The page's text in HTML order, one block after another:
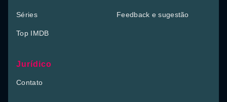
Séries
Top IMDB
Feedback e sugestão
Jurídico
Contato